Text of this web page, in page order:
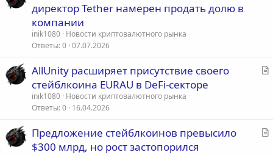
директор Tether намерен продать долю в
компании
inik1080 Новости криптовалютного рынка
Ответы 0 07.07.2026
С
я
AllUnity расширяет присутствие своего
стейблкоина EURAU в DeFi-секторе
inik1080 Новости криптовалютного рынка
Ответы 0 16.04.2026
С
Предложение стейблкоинов превысило
$300 млрд, но рост застопорился